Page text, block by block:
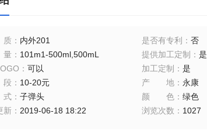
： 内外201 是否有专利 ： 否
： 101m1-500ml,500mL 提供加工定制 ： 是
： 可以 加工定制 ： 是
： 10-20元 产地： 永康
： 子弹头 颜色： 绿色
新 ： 2019-06-18 18:22 浏览次数 ： 1027